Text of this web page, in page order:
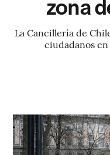
zona
La Cancillería de
ciudadanos